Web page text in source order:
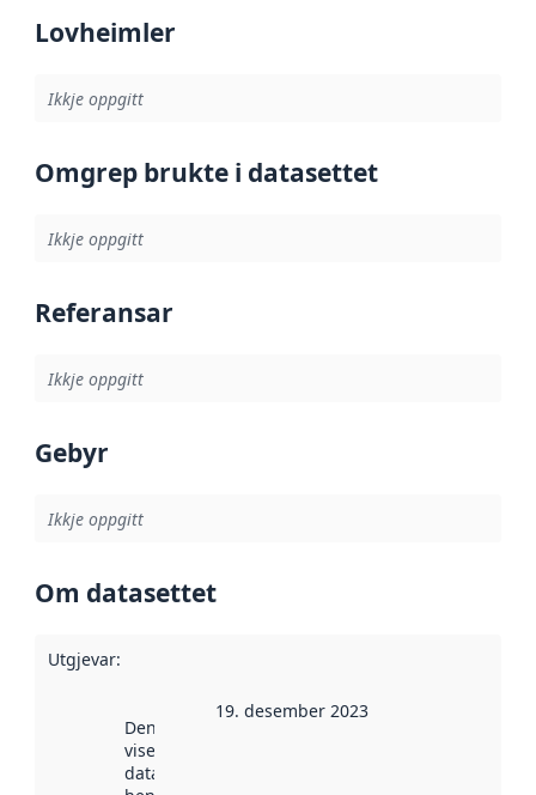
Lovheimler
Ikkje oppgitt
Omgrep brukte i datasettet
Ikkje oppgitt
Referansar
Ikkje oppgitt
Gebyr
Ikkje oppgitt
Om datasettet
Utgjevar:
Denne datoen
viser når
datasettet vart
19. desember 2023